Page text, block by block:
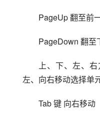
PageUp 翻至前
PageDown 翻至
上、下、左、
左、向右移动选择单
Tab 键 向右移动